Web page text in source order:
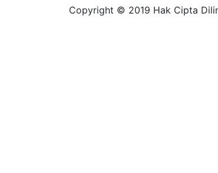
Copyright © 2019 Hak Cipta